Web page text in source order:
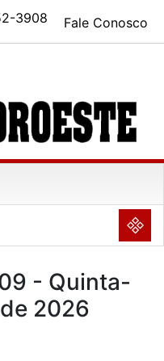
Fale Conosco
3908
NULL
- Quinta-
2026